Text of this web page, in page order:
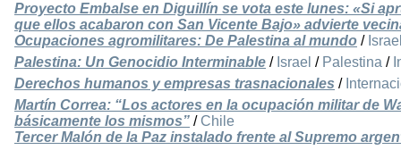
Proyecto Embalse en Diguillín se vota este lunes: «Si
que ellos acabaron con San Vicente Bajo» advierte
Ocupaciones agromilitares: De Palestina al mundo /
Palestina: Un Genocidio Interminable / Israel / Palestina /
Derechos humanos y empresas trasnacionales /
Martín Correa: “Los actores en la ocupación militar de
básicamente los mismos” / Chile
Tercer Malón de la Paz instalado frente al Supremo